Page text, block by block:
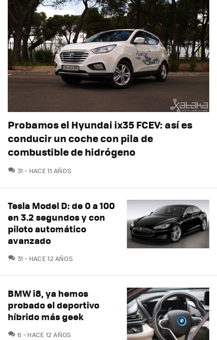
Probamos el Hyundai ix35 FCEV: así es
conducir un coche con pila de
combustible de hidrógeno
31 COMENTARIOS
HACE 11 AÑOS
Tesla Model D: de 0 a 100
en 3.2 segundos y con
piloto automático
avanzado
31 COMENTARIOS
HACE 12 AÑOS
BMW i8, ya hemos
probado el deportivo
híbrido más geek
6 COMENTARIOS
HACE 12 AÑOS